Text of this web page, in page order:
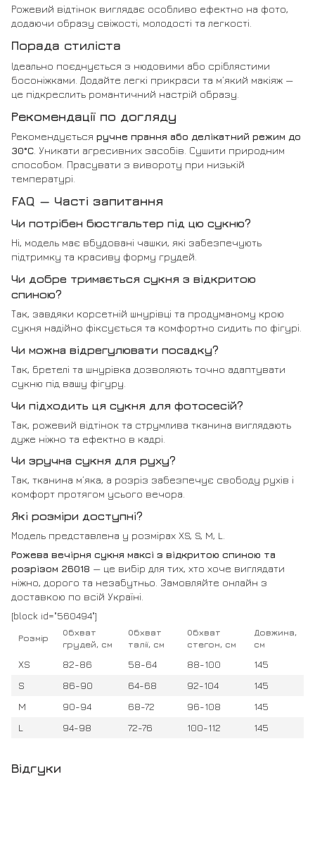
Рожевий відтінок виглядає особливо ефектно на фото,
додаючи образу свіжості, молодості та легкості.
Порада стиліста
Ідеально поєднується з нюдовими або сріблястими
босоніжками. Додайте легкі прикраси та м’який макіяж —
це підкреслить романтичний настрій образу.
Рекомендації по догляду
Рекомендується ручне прання або делікатний режим до
30°C . Уникати агресивних засобів. Сушити природним
способом. Прасувати з вивороту при низькій
температурі.
FAQ — Часті запитання
Чи потрібен бюстгальтер під цю сукню?
Ні, модель має вбудовані чашки, які забезпечують
підтримку та красиву форму грудей.
Чи добре тримається сукня з відкритою
спиною?
Так, завдяки корсетній шнурівці та продуманому крою
сукня надійно фіксується та комфортно сидить по фігурі.
Чи можна відрегулювати посадку?
Так, бретелі та шнурівка дозволяють точно адаптувати
сукню під вашу фігуру.
Чи підходить ця сукня для фотосесій?
Так, рожевий відтінок та струмлива тканина виглядають
дуже ніжно та ефектно в кадрі.
Чи зручна сукня для руху?
Так, тканина м’яка, а розріз забезпечує свободу рухів і
комфорт протягом усього вечора.
Які розміри доступні?
Модель представлена у розмірах XS, S, M, L.
Рожева вечірня сукня максі з відкритою спиною та
розрізом 26018 — це вибір для тих, хто хоче виглядати
ніжно, дорого та незабутньо. Замовляйте онлайн з
доставкою по всій Україні.
[block id="560494"]
Розмір
Обхват
грудей, см
Обхват
талії, см
Обхват
стегон, см
Довжина,
см
XS 82-86 58-64 88-100
145
S
86-90 64-68 92-104
145
M
90-94 68-72 96-108
145
L
94-98 72-76 100-112 145
Відгуки